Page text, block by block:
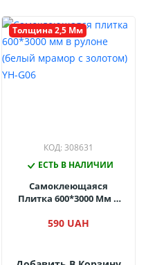
Толщина 2,5 Мм
КОД: 308631
ЕСТЬ В НАЛИЧИИ
Самоклеющаяся
Плитка 600*3000 Мм В
С Золотом) YH-G06
590 UAH